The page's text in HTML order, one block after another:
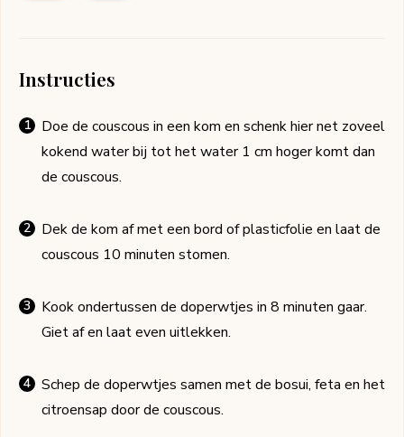
Instructies
Doe de couscous in een kom en schenk hier net zoveel
kokend water bij tot het water 1 cm hoger komt dan
de couscous.
Dek de kom af met een bord of plasticfolie en laat de
couscous 10 minuten stomen.
Kook ondertussen de doperwtjes in 8 minuten gaar.
Giet af en laat even uitlekken.
Schep de doperwtjes samen met de bosui, feta en het
citroensap door de couscous.